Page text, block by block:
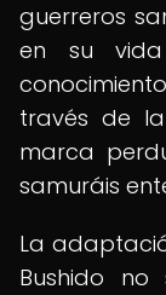
guerreros
en su vida
través de
marca
samuráis
La
Bushido